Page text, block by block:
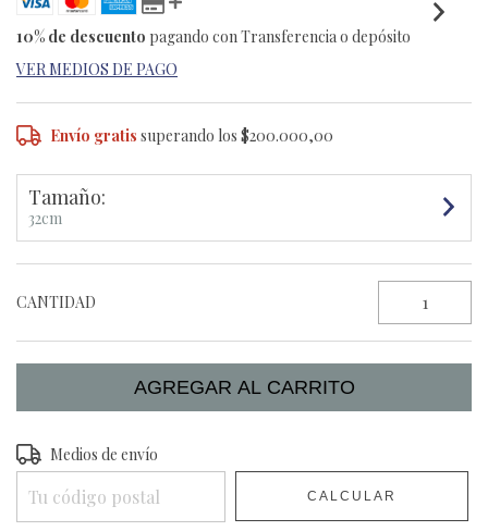
10% de descuento pagando con Transferencia o depósito
VER MEDIOS DE PAGO
Envío gratis superando los$200.000,00
Tamaño:
32cm
CANTIDAD
Entregas para el CP:
Medios de envío
CALCULAR